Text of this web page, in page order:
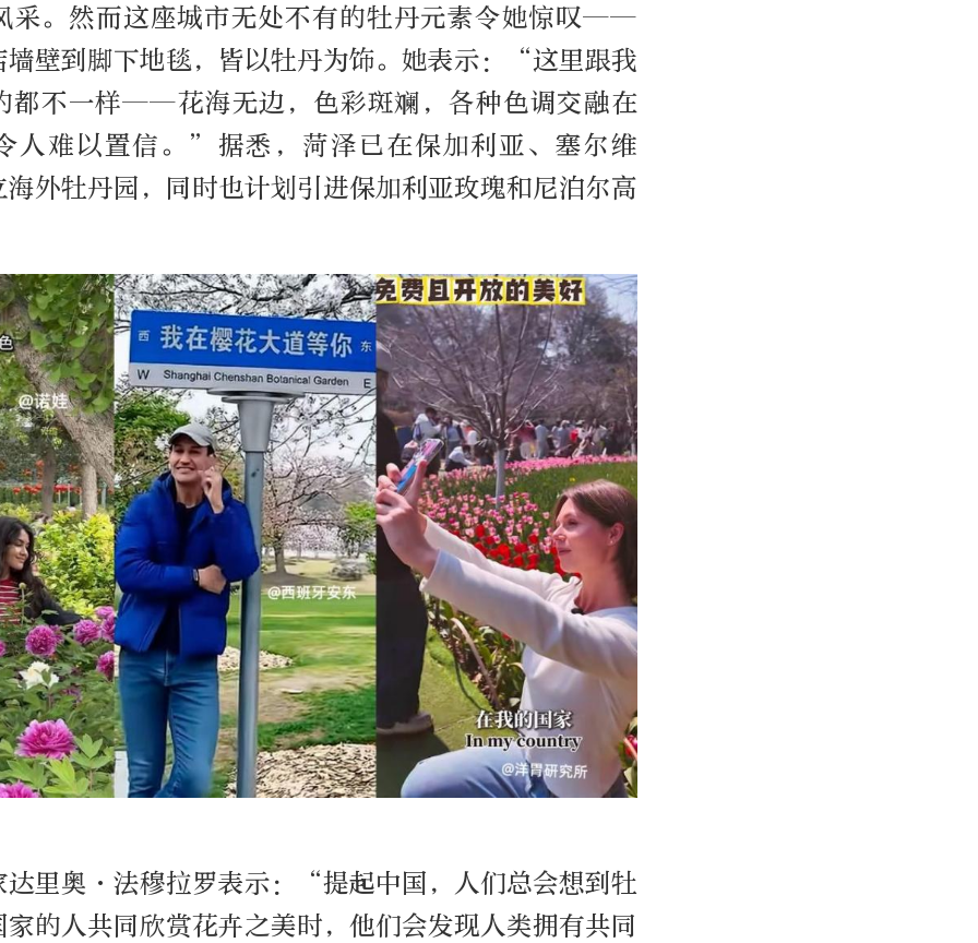
采。然而这座城市无处不有的牡丹元素令她惊叹——
墙壁到脚下地毯，皆以牡丹为饰。她表示：“这里跟我
都不一样——花海无边，色彩斑斓，各种色调交融在
人难以置信。”据悉，菏泽已在保加利亚、塞尔维
外牡丹园，同时也计划引进保加利亚玫瑰和尼泊尔高
达里奥·法穆拉罗表示：“提起中国，人们总会想到牡
的人共同欣赏花卉之美时，他们会发现人类拥有共同